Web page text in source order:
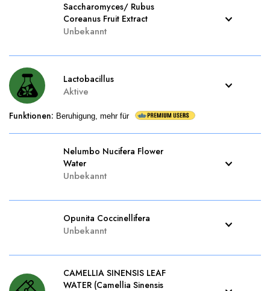
Saccharomyces/ Rubus
Coreanus Fruit Extract
Unbekannt
Lactobacillus
Aktive
Funktionen: Beruhigung, mehr für
Nelumbo Nucifera Flower
Water
Unbekannt
Opunita Coccinellifera
Unbekannt
CAMELLIA SINENSIS LEAF
WATER (Camellia Sinensis